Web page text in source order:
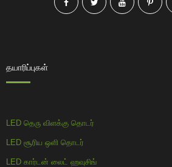
தயாரிப்புகள்
LED தெரு விளக்கு தொடர்
LED சூரிய ஒளி தொடர்
LED கார்டன் லைட் ஹவுசிங்